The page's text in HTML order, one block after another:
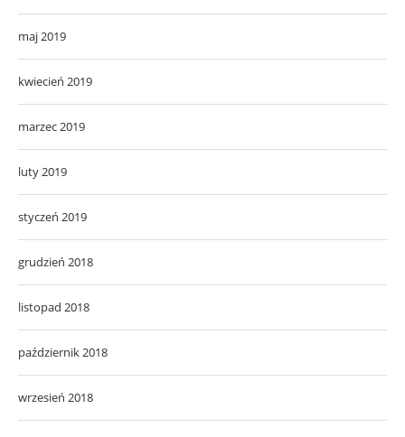
maj 2019
kwiecień 2019
marzec 2019
luty 2019
styczeń 2019
grudzień 2018
listopad 2018
październik 2018
wrzesień 2018